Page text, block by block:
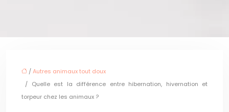
/Autres animaux tout doux
/ Quelle est la différence entre hibernation, hivernation et
torpeur chez les animaux ?